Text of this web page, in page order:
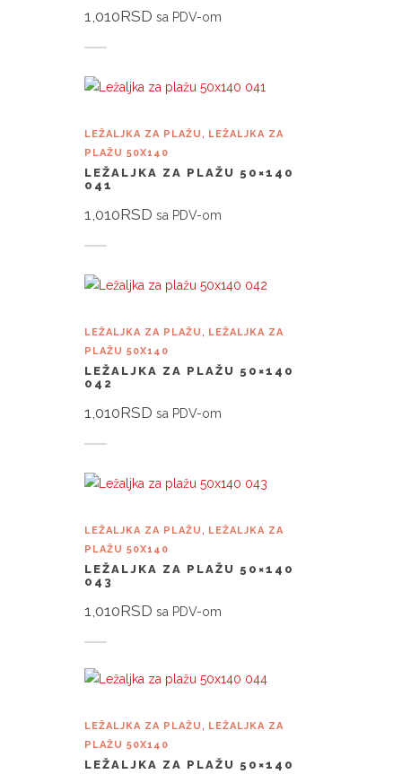
1,010RSD sa PDV-om
LEŽALJKA ZA PLAŽU
LEŽALJKA ZA
PLAŽU 50X140
LEŽALJKA ZA PLAŽU 50×140
041
1,010RSD sa PDV-om
LEŽALJKA ZA PLAŽU
LEŽALJKA ZA
PLAŽU 50X140
LEŽALJKA ZA PLAŽU 50×140
042
1,010RSD sa PDV-om
LEŽALJKA ZA PLAŽU
LEŽALJKA ZA
PLAŽU 50X140
LEŽALJKA ZA PLAŽU 50×140
043
1,010RSD sa PDV-om
LEŽALJKA ZA PLAŽU
LEŽALJKA ZA
PLAŽU 50X140
LEŽALJKA ZA PLAŽU 50×140